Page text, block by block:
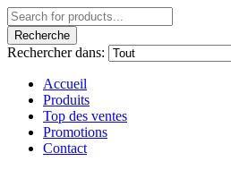
Recherche
Rechercher dans:
Accueil
Produits
Top des ventes
Promotions
Contact